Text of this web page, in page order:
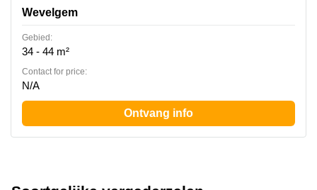
Wevelgem
Gebied:
34 - 44 m²
Contact for price:
N/A
Ontvang info